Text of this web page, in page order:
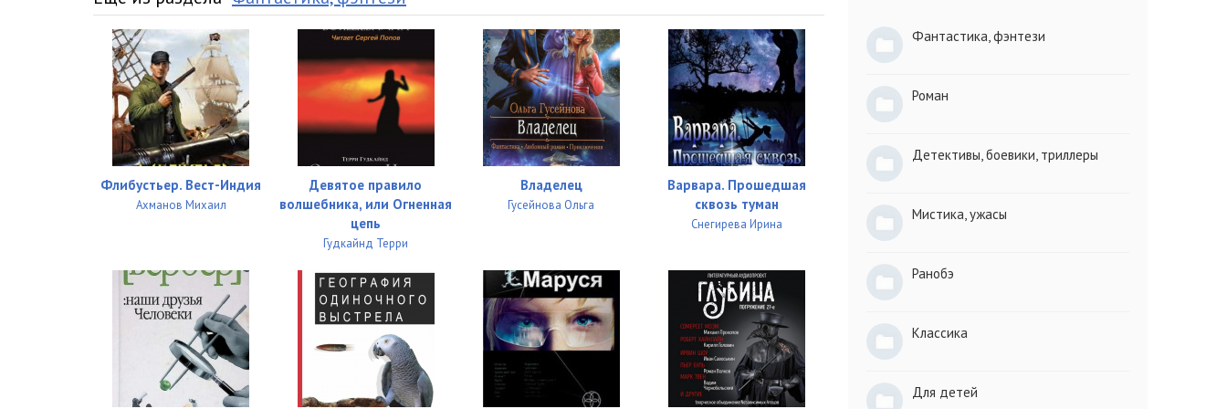
Флибустьер. Вест-Индия
Ахманов Михаил
Девятое правило
волшебника, или Огненная
цепь
Гудкайнд Терри
Владелец
Гусейнова Ольга
Варвара. Прошедшая
сквозь туман
Снегирева Ирина
Фантастика, фэнтези
Роман
Детективы, боевики, триллеры
Мистика, ужасы
Ранобэ
Классика
Для детей